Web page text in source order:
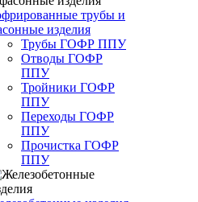
трубы и
изделия
Трубы ГОФР ППУ
Отводы ГОФР
ППУ
Тройники ГОФР
ППУ
Переходы ГОФР
ППУ
Прочистка ГОФР
ППУ